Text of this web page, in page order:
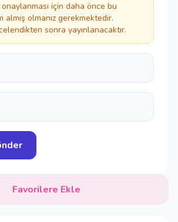
için daha önce bu
almış olmanız gerekmektedir.
sonra yayınlanacaktır.
Favorilere Ekle